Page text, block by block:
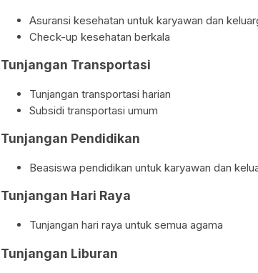
Asuransi kesehatan untuk karyawan dan
Check-up kesehatan berkala
Tunjangan Transportasi
Tunjangan transportasi harian
Subsidi transportasi umum
Tunjangan Pendidikan
Beasiswa pendidikan untuk karyawan dan
Tunjangan Hari Raya
Tunjangan hari raya untuk semua agama
Tunjangan Liburan